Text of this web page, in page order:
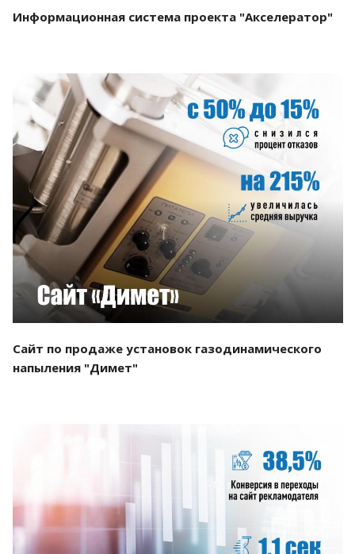
Информационная система проекта "Акселератор"
Смотреть проект
Сайт по продаже установок газодинамического
напыления "Димет"